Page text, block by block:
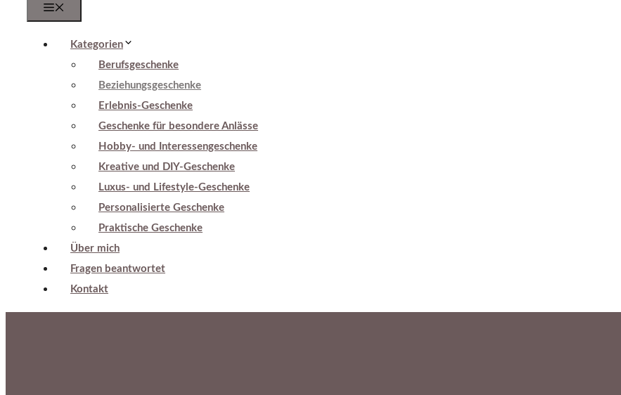
Kategorien
Berufsgeschenke
Beziehungsgeschenke
Erlebnis-Geschenke
Geschenke für besondere Anlässe
Hobby- und Interessengeschenke
Kreative und DIY-Geschenke
Luxus- und Lifestyle-Geschenke
Personalisierte Geschenke
Praktische Geschenke
Über mich
Fragen beantwortet
Kontakt